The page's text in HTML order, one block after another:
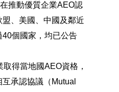
推動優質企業AEO認
、美國、中國及鄰近
40個國家，均已公告
得當地國AEO資格，
承認協議（Mutual